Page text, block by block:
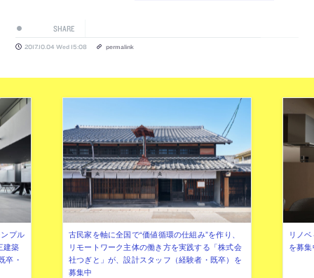
SHARE
2017.10.04 Wed 15:08 permalink
プル
建築
卒・
古民家を軸に全国で“価値循環の仕組み”を作り、
リモートワーク主体の働き方を実践する「株式会
社つぎと」が、設計スタッフ（経験者・既卒）を
募集中
リノ
を募